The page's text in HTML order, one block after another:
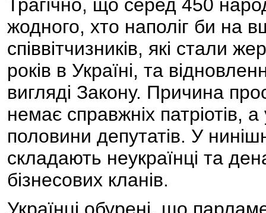
Трагічно, що серед 450
жодного, хто наполіг би на
співвітчизників, які стали
років в Україні, та
вигляді Закону. Причина
немає справжніх
половини депутатів. У
складають неукраїнці та
бізнесових кланів.